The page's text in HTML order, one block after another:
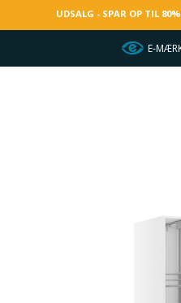
UDSALG - SPAR OP TIL 80%
E-